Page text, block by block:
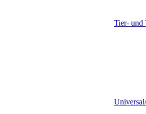
Tier- und